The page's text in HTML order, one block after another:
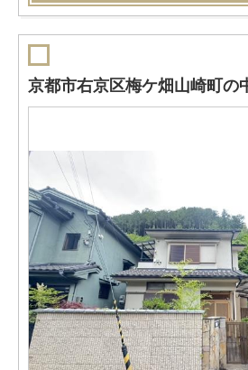
京都市右京区梅ケ畑山崎町の